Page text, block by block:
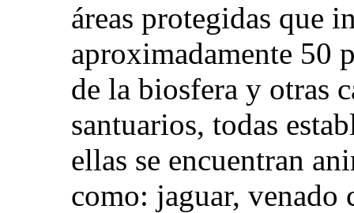
áreas protegidas que
aproximadamente 50
de la biosfera y otras
santuarios, todas
ellas se encuentran
como: jaguar, venado